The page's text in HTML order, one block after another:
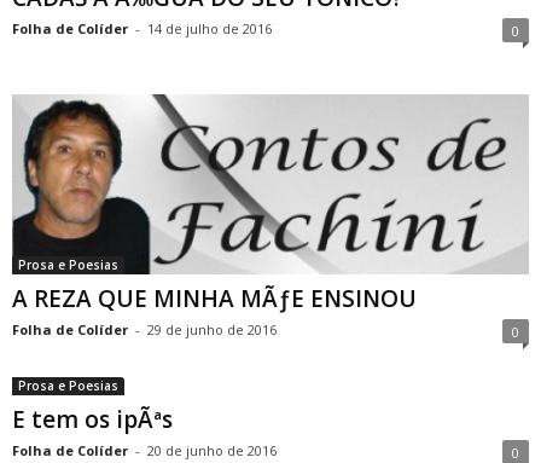
Folha de Colíder - 14 de julho de 2016 0
Prosa e Poesias
A REZA QUE MINHA MÃƒE ENSINOU
Folha de Colíder - 29 de junho de 2016 0
Prosa e Poesias
E tem os ipÃªs
Folha de Colíder - 20 de junho de 2016 0